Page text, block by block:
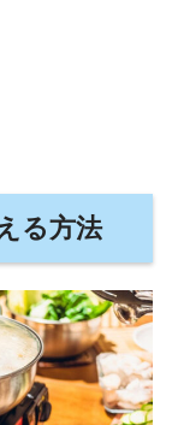
る方法